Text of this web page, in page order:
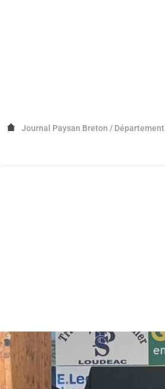
Journal Paysan Breton / Département